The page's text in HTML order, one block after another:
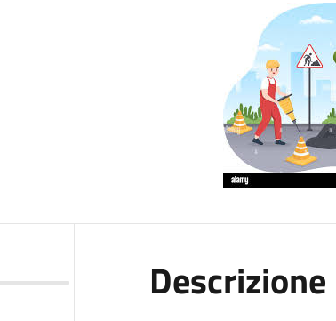
Descrizione